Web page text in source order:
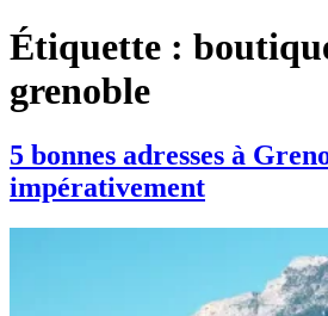
Étiquette :
grenoble
5 bonnes adresses à
impérativement